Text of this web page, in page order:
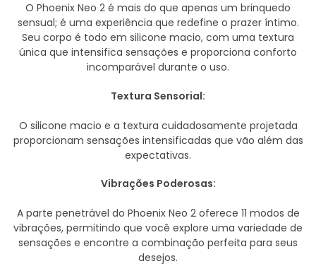
O Phoenix Neo 2 é mais do que apenas um brinquedo
sensual; é uma experiência que redefine o prazer íntimo.
Seu corpo é todo em silicone macio, com uma textura
única que intensifica sensações e proporciona conforto
incomparável durante o uso.
Textura Sensorial:
O silicone macio e a textura cuidadosamente projetada
proporcionam sensações intensificadas que vão além das
expectativas.
Vibrações Poderosas:
A parte penetrável do Phoenix Neo 2 oferece 11 modos de
vibrações, permitindo que você explore uma variedade de
sensações e encontre a combinação perfeita para seus
desejos.